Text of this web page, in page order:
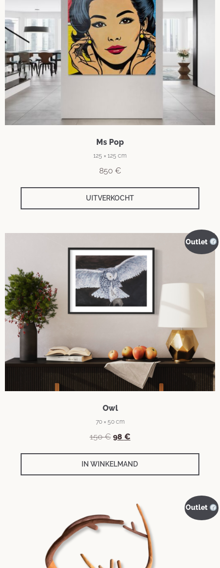
Ms Pop
125 × 125 cm
850 €
UITVERKOCHT
Outlet
Owl
70 × 50 cm
150€ 98 €
IN WINKELMAND
Outlet